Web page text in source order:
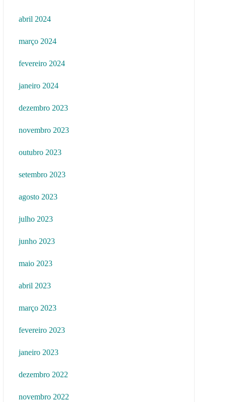
abril 2024
março 2024
fevereiro 2024
janeiro 2024
dezembro 2023
novembro 2023
outubro 2023
setembro 2023
agosto 2023
julho 2023
junho 2023
maio 2023
abril 2023
março 2023
fevereiro 2023
janeiro 2023
dezembro 2022
novembro 2022